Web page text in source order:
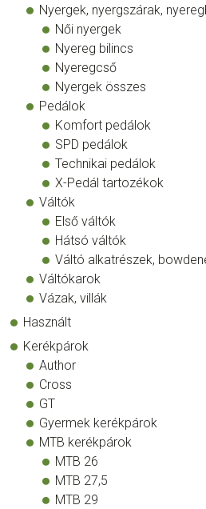
Nyergek, nyergszárak,
Női nyergek
Nyereg bilincs
Nyeregcső
Nyergek összes
Pedálok
Komfort pedálok
SPD pedálok
Technikai pedálok
X-Pedál tartozékok
Váltók
Első váltók
Hátsó váltók
Váltó alkatrészek,
Váltókarok
Vázak, villák
Használt
Kerékpárok
Author
Cross
GT
Gyermek kerékpárok
MTB kerékpárok
MTB 26
MTB 27,5
MTB 29